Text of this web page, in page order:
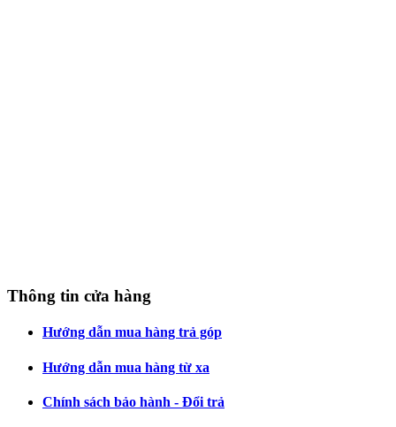
Thông tin cửa hàng
Hướng dẫn mua hàng trả góp
Hướng dẫn mua hàng từ xa
Chính sách bảo hành - Đổi trả